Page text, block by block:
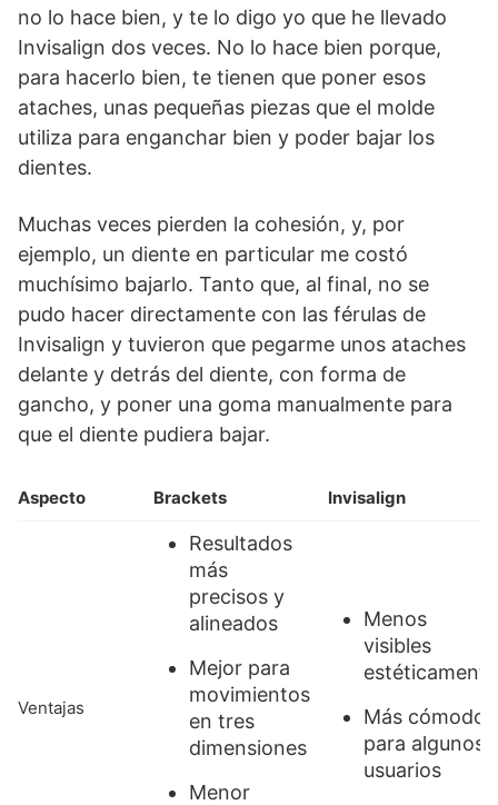
no lo hace bien, y te lo digo yo que he llevado
Invisalign dos veces. No lo hace bien porque,
para hacerlo bien, te tienen que poner esos
ataches, unas pequeñas piezas que el molde
utiliza para enganchar bien y poder bajar los
dientes.
Muchas veces pierden la cohesión, y, por
ejemplo, un diente en particular me costó
muchísimo bajarlo. Tanto que, al final, no se
pudo hacer directamente con las férulas de
Invisalign y tuvieron que pegarme unos ataches
delante y detrás del diente, con forma de
gancho, y poner una goma manualmente para
que el diente pudiera bajar.
Aspecto Brackets Invisalign
Ventajas
Resultados
más
precisos y
alineados
Mejor para
movimientos
en tres
dimensiones
Menor
Menos
visibles
estéticamente
Más cómodos
para algunos
usuarios